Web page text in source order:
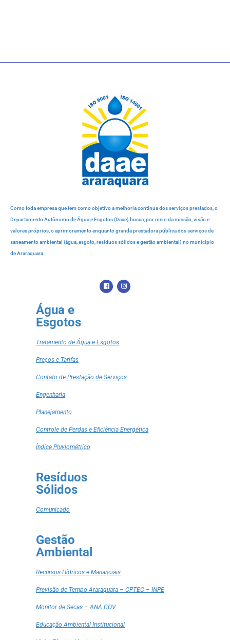
Como toda empresa que tem como objetivo a melhoria contínua dos serviços prestados, o
Departamento Autônomo de Água e Esgotos (Daae) busca, por meio da missão, visão e
valores próprios, o aprimoramento enquanto grande prestadora pública dos serviços de
saneamento ambiental (água, esgoto, resíduos sólidos e gestão ambiental) no município
de Araraquara.
Água e
Esgotos
Tratamento de Água e Esgotos
Preços e Tarifas
Contato de Prestação de Serviços
Engenharia
Planejamento
Controle de Perdas e Eficiência Energética
Índice Pluviométrico
Resíduos
Sólidos
Comunicado
Gestão
Ambiental
Recursos Hídricos e Mananciais
Previsão de Tempo Araraquara – CPTEC – INPE
Monitor de Secas – ANA GOV
Educação Ambiental Institucional